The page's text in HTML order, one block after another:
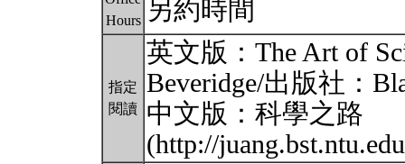
Hours
另約時間
指定
閱讀
英文版：The Art of
Beveridge/出版社：
中文版：科學之路
(http://